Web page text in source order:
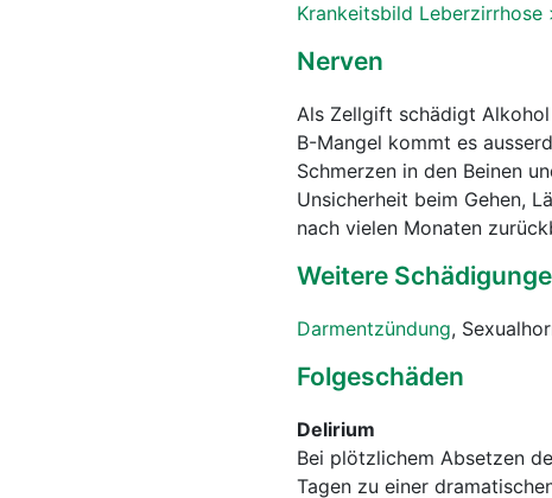
Krankeitsbild Leberzirrhose
Nerven
Als Zellgift schädigt
B-Mangel kommt es
Schmerzen in den Beinen
Unsicherheit beim Gehen,
nach vielen Monaten
Weitere
Darmentzündung,
Folgeschäden
Delirium
Bei plötzlichem Absetzen
Tagen zu einer